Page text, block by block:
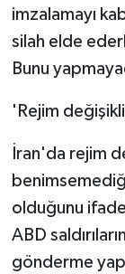
imzalamayı
silah elde
Bunu
'Rejim
İran'da rejim
olduğunu
ABD
gönderme